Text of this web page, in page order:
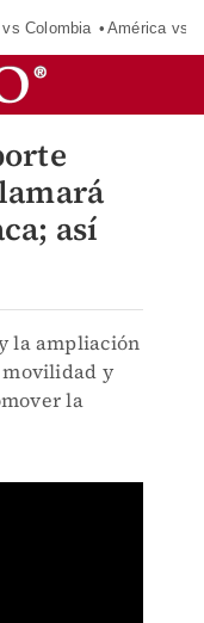
Colombia América vs
así
la ampliación
movilidad y
la